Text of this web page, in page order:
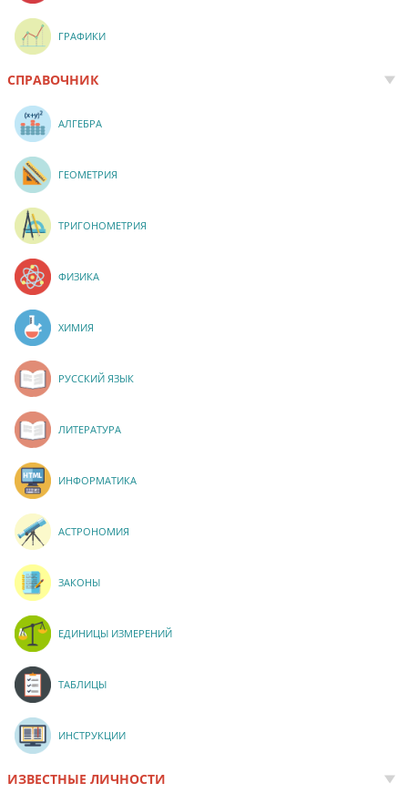
ГРАФИКИ
СПРАВОЧНИК
АЛГЕБРА
ГЕОМЕТРИЯ
ТРИГОНОМЕТРИЯ
ФИЗИКА
ХИМИЯ
РУССКИЙ ЯЗЫК
ЛИТЕРАТУРА
ИНФОРМАТИКА
АСТРОНОМИЯ
ЗАКОНЫ
ЕДИНИЦЫ ИЗМЕРЕНИЙ
ТАБЛИЦЫ
ИНСТРУКЦИИ
ИЗВЕСТНЫЕ ЛИЧНОСТИ